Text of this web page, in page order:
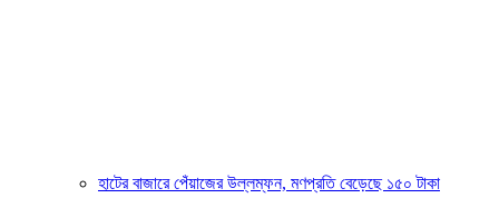
হাটের বাজারে পেঁয়াজের উল্লম্ফন, মণপ্রতি বেড়েছে ১৫০ টাকা